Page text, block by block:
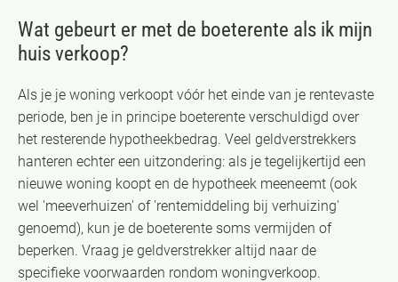
Wat gebeurt er met de boeterente als ik mijn
huis verkoop?
Als je je woning verkoopt vóór het einde van je rentevaste
periode, ben je in principe boeterente verschuldigd over
het resterende hypotheekbedrag. Veel geldverstrekkers
hanteren echter een uitzondering: als je tegelijkertijd een
nieuwe woning koopt en de hypotheek meeneemt (ook
wel 'meeverhuizen' of 'rentemiddeling bij verhuizing'
genoemd), kun je de boeterente soms vermijden of
beperken. Vraag je geldverstrekker altijd naar de
specifieke voorwaarden rondom woningverkoop.